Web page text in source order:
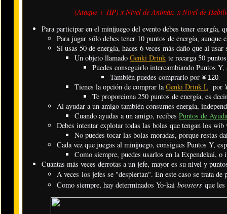
(Ataque + HP) x Nivel de Animáx. x Nivel de
​Para participar en el minijuego del evento debes tener energía,
Para jugar sólo debes tener 10 puntos de energía, aunque
Si usas 50 de energía, haces 6 veces más daño que al usar
Un objeto llamado Genki Drink te recarga 50
Puedes conseguirlo intercambiando Puntos
También puedes comprarlo por ¥ 120.
Tienes la opción de comprar laGenki Drink L por
Te proporciona 250 puntos de energía, es
Al ayudar a un amigo también consumes energía,
Cuando ayudas a un amigo, recibes Puntos de Ayuda
Debes intentar explotar todas las bolas que tengan los
No puedes tocar las bolas moradas, porque restas
Cada vez que juegas al minijuego, consigues Puntos Y,
Como siempre, puedes usarlos en la Expendekai,
Cuantas más veces derrotas a un jefe, mayor es su nivel y
A veces los jefes se "despiertan". En este caso se trata
Como siempre, hay determinados Yo-kai boosters que